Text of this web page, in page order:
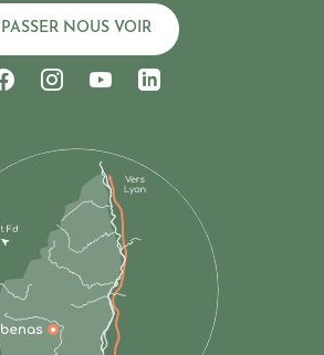
PASSER NOUS VOIR
Suivez-nous sur Facebook
Suivez-nous sur Instagram
Suivez-nous sur
Suivez-nous sur